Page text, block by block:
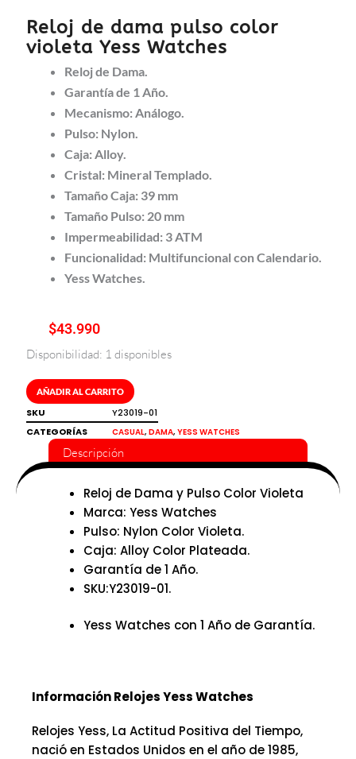
Reloj de dama pulso color
violeta Yess Watches
Reloj de Dama.
Garantía de 1 Año.
Mecanismo: Análogo.
Pulso: Nylon.
Caja: Alloy.
Cristal: Mineral Templado.
Tamaño Caja: 39 mm
Tamaño Pulso: 20 mm
Impermeabilidad: 3 ATM
Funcionalidad: Multifuncional con Calendario.
Yess Watches.
$43.990
Disponibilidad: 1 disponibles
Reloj
dama
pulso
color
violeta
Watches
AÑADIR AL CARRITO
SKU
Y23019-01
CATEGORÍAS
CASUAL, DAMA, YESS WATCHES
Descripción
Reloj de Dama y Pulso Color Violeta
Marca: Yess Watches
Pulso: Nylon Color Violeta.
Caja: Alloy Color Plateada.
Garantía de 1 Año.
SKU:Y23019-01.
Yess Watches con 1 Año de Garantía.
Información Relojes Yess Watches
Relojes Yess, La Actitud Positiva del Tiempo,
nació en Estados Unidos en el año de 1985,